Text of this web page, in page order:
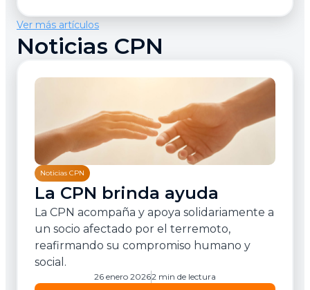
Ver más artículos
Noticias CPN
Noticias CPN
La CPN brinda ayuda
La CPN acompaña y apoya solidariamente a
un socio afectado por el terremoto,
reafirmando su compromiso humano y
social.
26 enero 20262 min de lectura